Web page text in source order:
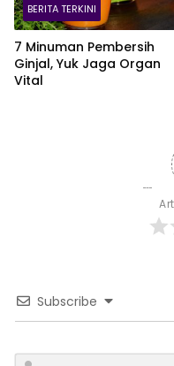
BERITA TERKINI
7 Minuman Pembersih
Ginjal, Yuk Jaga Organ
Vital
Subscribe